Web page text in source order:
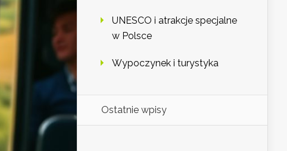
UNESCO i atrakcje specjalne
w Polsce
Wypoczynek i turystyka
Ostatnie wpisy